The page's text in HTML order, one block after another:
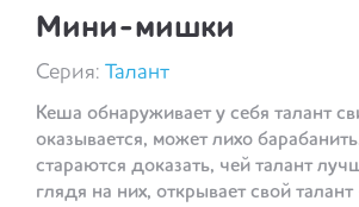
Мини-мишки
Серия: Талант
Кеша обнаруживает у себя талант
оказывается, может лихо
стараются доказать, чей талант
глядя на них, открывает свой